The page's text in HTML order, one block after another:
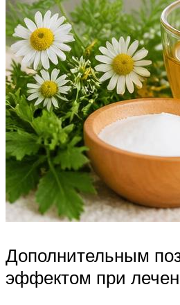
Дополнительным
эффектом при